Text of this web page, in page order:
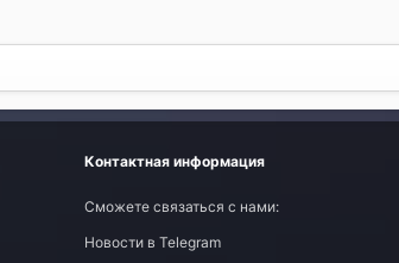
Контактная информация
Сможете связаться с нами:
Новости в Telegram